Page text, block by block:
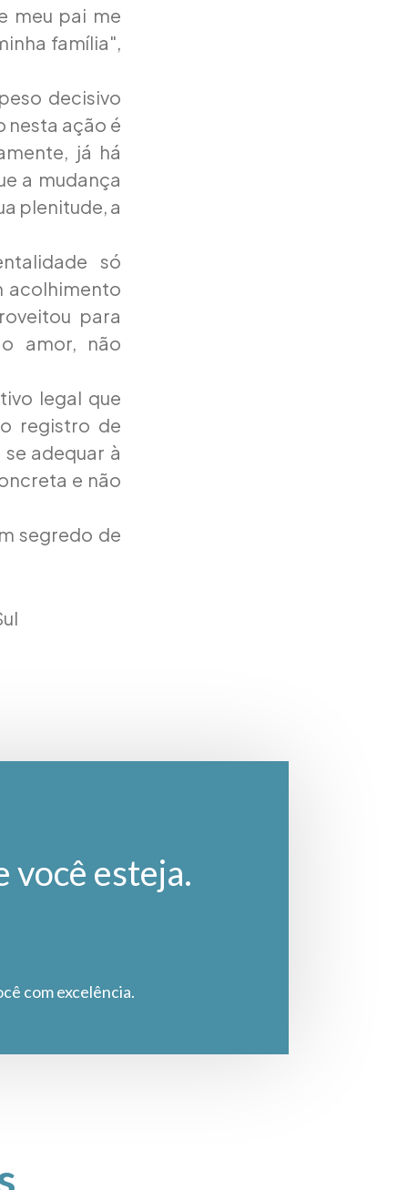
meu pai me
família",
decisivo
nesta ação é
já há
a mudança
plenitude, a
só
acolhimento
para
amor, não
legal que
registro de
adequar à
e não
segredo de
você esteja.
com excelência.